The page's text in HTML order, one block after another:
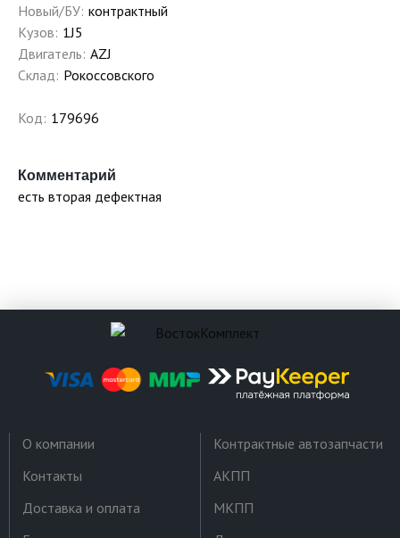
Новый/БУ: контрактный
Кузов: 1J5
Двигатель: AZJ
Склад: Рокоссовского
Код: 179696
Комментарий
есть вторая дефектная
О компании
Контакты
Доставка и оплата
Контрактные автозапчасти
АКПП
МКПП